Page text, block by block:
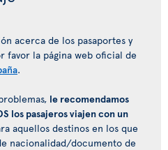
acerca de los pasaportes y
favor la página web oficial de
.
le recomendamos
los pasajeros viajen con un
aquellos destinos en los que
nacionalidad/documento de